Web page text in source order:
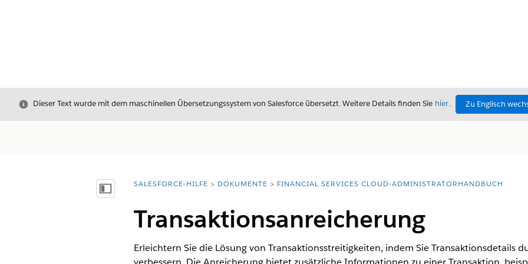
Schließen
Dieser Text wurde mit dem maschinellen Übersetzungssystem von Salesforce übersetzt. Weitere Details finden Sie hier. Zu Englisch
Inhalt anzeigenSie befinden sich hier:
SALESFORCE-HILFE DOKUMENTE FINANCIAL SERVICES CLOUD-ADMINISTRATORHANDBUCH
Transaktionsanreicherung
Erleichtern Sie die Lösung von Transaktionsstreitigkeiten, indem Sie Transaktionsdetails